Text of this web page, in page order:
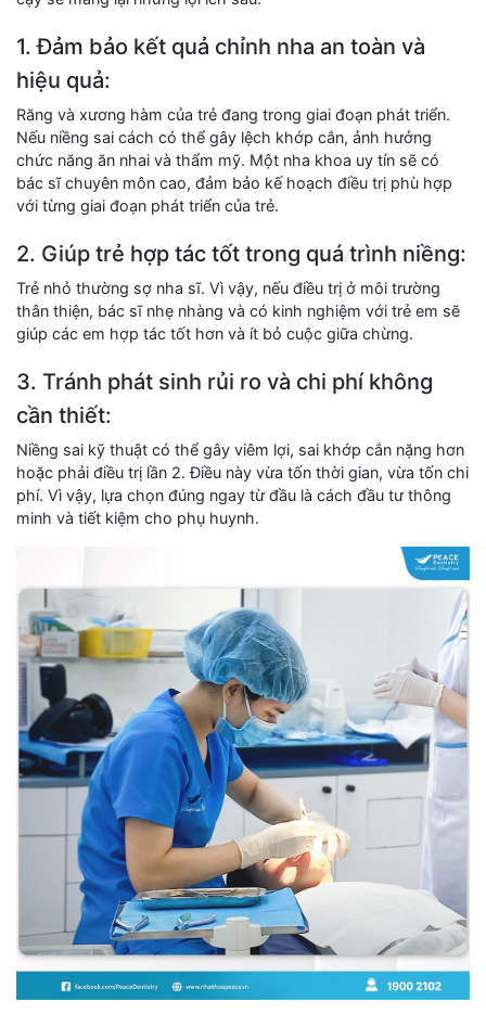
1. Đảm bảo kết quả chỉnh nha an toàn và
hiệu quả:
Răng và xương hàm của trẻ đang trong giai đoạn phát triển.
Nếu niềng sai cách có thể gây lệch khớp cắn, ảnh hưởng
chức năng ăn nhai và thẩm mỹ. Một nha khoa uy tín sẽ có
bác sĩ chuyên môn cao, đảm bảo kế hoạch điều trị phù hợp
với từng giai đoạn phát triển của trẻ.
2. Giúp trẻ hợp tác tốt trong quá trình niềng:
Trẻ nhỏ thường sợ nha sĩ. Vì vậy, nếu điều trị ở môi trường
thân thiện, bác sĩ nhẹ nhàng và có kinh nghiệm với trẻ em sẽ
giúp các em hợp tác tốt hơn và ít bỏ cuộc giữa chừng.
3. Tránh phát sinh rủi ro và chi phí không
cần thiết:
Niềng sai kỹ thuật có thể gây viêm lợi, sai khớp cắn nặng hơn
hoặc phải điều trị lần 2. Điều này vừa tốn thời gian, vừa tốn chi
phí. Vì vậy, lựa chọn đúng ngay từ đầu là cách đầu tư thông
minh và tiết kiệm cho phụ huynh.